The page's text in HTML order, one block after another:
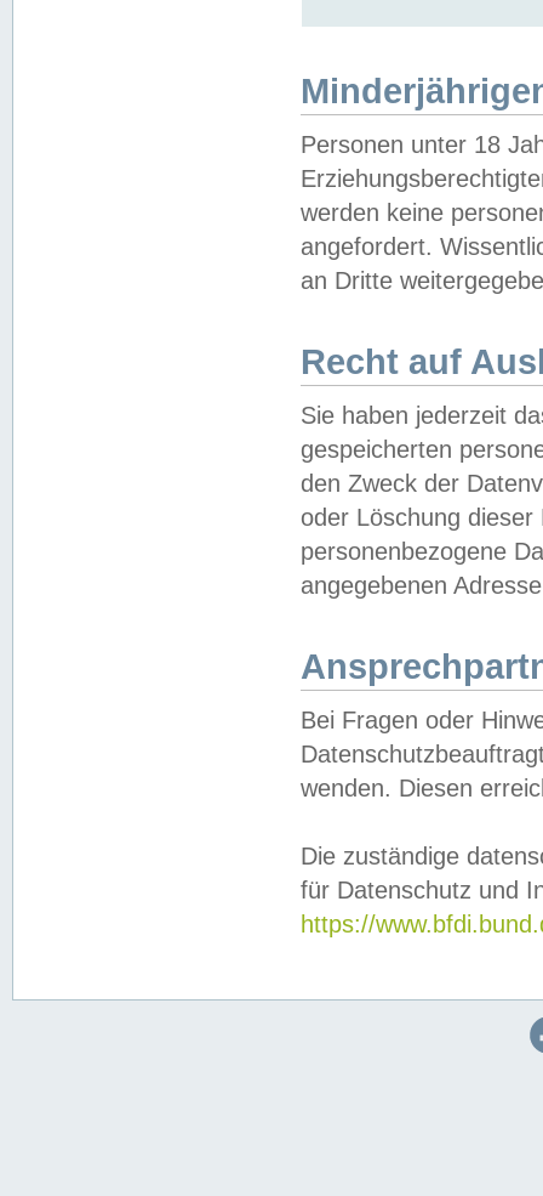
Personen unter 18
werden keine
angefordert.
an Dritte
Recht auf
Sie haben jederzeit
gespeicherten
den Zweck der
oder Löschung
personenbezogene
angegebenen
Bei Fragen oder
wenden. Diesen
Die zuständige
für Datenschutz und
https://